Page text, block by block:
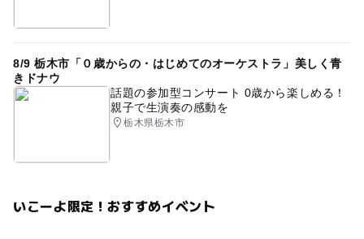
8/9 栃木市「０歳からの・はじめてのオーケストラ」美しく青
きドナウ
話題の参加型コンサート 0歳から楽しめる！
親子で生演奏の感動を
栃木県栃木市
いこーよ限定！おすすめイベント